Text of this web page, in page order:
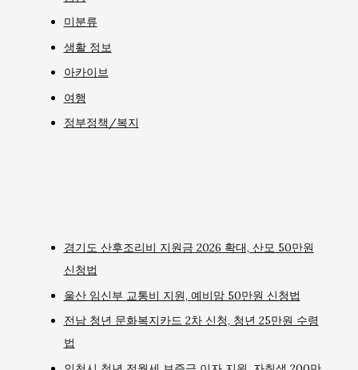
미분류
생활 정보
아카이브
여행
정부정책/복지
경기도 산후조리비 지원금 2026 확대, 산모 50만원
신청법
울산 임신부 교통비 지원, 예비맘 50만원 신청법
전남 청년 문화복지카드 2차 신청, 청년 25만원 수령
법